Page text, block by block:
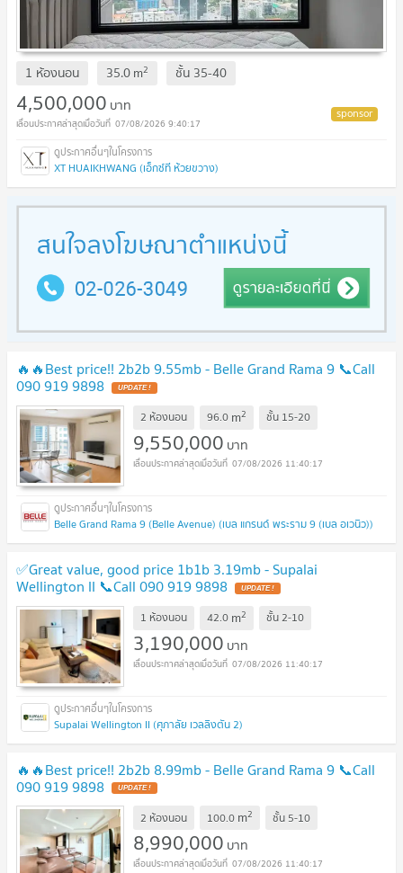
1 ห้องนอน 35.0m2 ชั้น 35-40
4,500,000 บาท
07/08/2026 9:40:17
XT HUAIKHWANG (เอ็กซ์ที ห้วยขวาง)
🔥🔥Best price!! 2b2b 9.55mb - Belle Grand Rama 9 📞Call
090 919 9898 UPDATE !
2 ห้องนอน 96.0 m2 ชั้น 15-20
9,550,000 บาท
07/08/2026 11:40:17
Belle Grand Rama 9 (Belle Avenue) (เบล แกรนด์ พระราม 9 (เบล อเวนิว))
✅Great value, good price 1b1b 3.19mb - Supalai
Wellington II 📞Call 090 919 9898 UPDATE !
1 ห้องนอน 42.0 m2 ชั้น2-10
3,190,000 บาท
07/08/2026 11:40:17
Supalai Wellington II (ศุภาลัย เวลลิงตัน 2)
🔥🔥Best price!! 2b2b 8.99mb - Belle Grand Rama 9 📞Call
090 919 9898 UPDATE !
2 ห้องนอน 100.0 m2 ชั้น 5-10
8,990,000 บาท
07/08/2026 11:40:17